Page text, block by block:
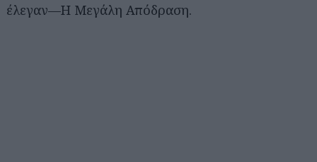
έλεγαν—Η Μεγάλη Απόδραση.